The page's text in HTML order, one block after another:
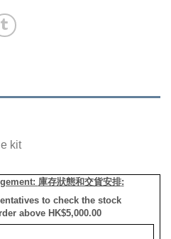
kit
庫存狀態和交貨安排:
to check the stock
above HK$5,000.00